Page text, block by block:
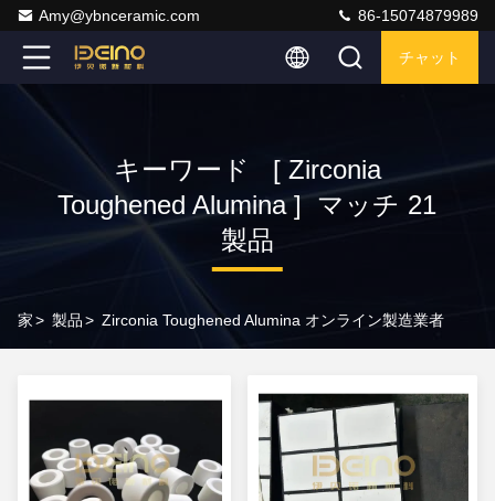
Amy@ybnceramic.com 86-15074879989
チャット
キーワード [ Zirconia
Toughened Alumina ] マッチ 21
製品
家> 製品> Zirconia Toughened Alumina オンライン製造業者